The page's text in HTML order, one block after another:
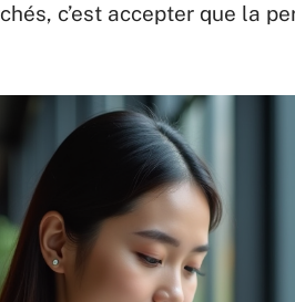
c’est accepter que la